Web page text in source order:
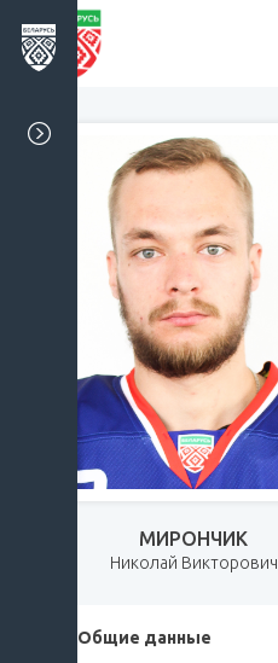
МИРОНЧИК
Николай Викторович
Общие данные